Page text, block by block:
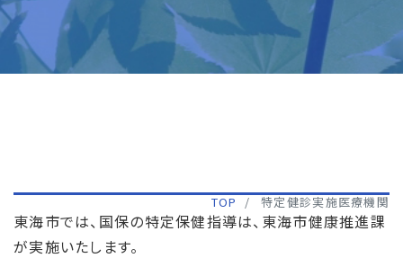
TOP 特定健診実施医療機関
東海市では、国保の特定保健指導は、東海市健康推進課
が実施いたします。